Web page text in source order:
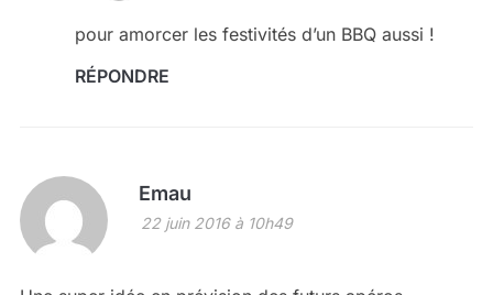
pour amorcer les festivités d’un BBQ aussi !
RÉPONDRE
Emau
22 juin 2016 à 10h49